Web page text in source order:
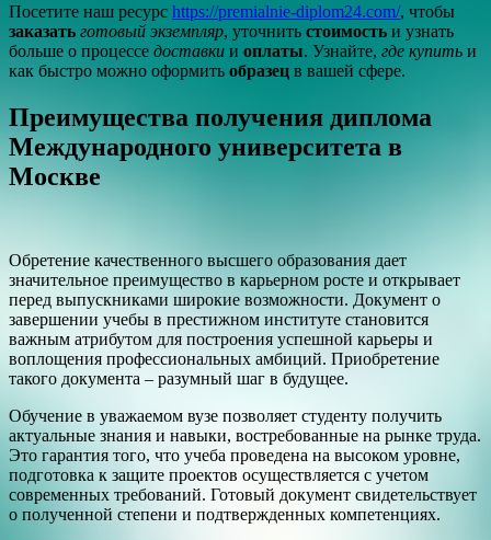
Посетите наш ресурс https://premialnie-diplom24.com/, чтобы
заказать готовый экземпляр, уточнить стоимость и узнать
больше о процессе доставки и оплаты. Узнайте, где купить и
как быстро можно оформить образец в вашей сфере.
Преимущества получения диплома
Международного университета в
Москве
Обретение качественного высшего образования дает
значительное преимущество в карьерном росте и открывает
перед выпускниками широкие возможности. Документ о
завершении учебы в престижном институте становится
важным атрибутом для построения успешной карьеры и
воплощения профессиональных амбиций. Приобретение
такого документа – разумный шаг в будущее.
Обучение в уважаемом вузе позволяет студенту получить
актуальные знания и навыки, востребованные на рынке труда.
Это гарантия того, что учеба проведена на высоком уровне,
подготовка к защите проектов осуществляется с учетом
современных требований. Готовый документ свидетельствует
о полученной степени и подтвержденных компетенциях.